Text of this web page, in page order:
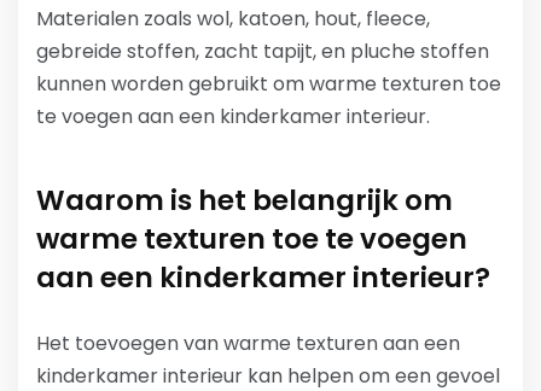
Materialen zoals wol, katoen, hout, fleece,
gebreide stoffen, zacht tapijt, en pluche stoffen
kunnen worden gebruikt om warme texturen toe
te voegen aan een kinderkamer interieur.
Waarom is het belangrijk om
warme texturen toe te voegen
aan een kinderkamer interieur?
Het toevoegen van warme texturen aan een
kinderkamer interieur kan helpen om een gevoel